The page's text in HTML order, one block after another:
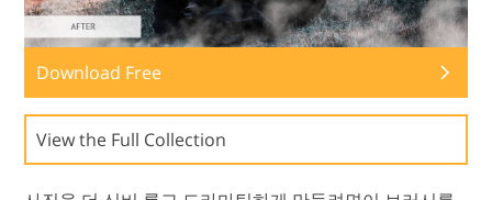
Download Free
View the Full Collection